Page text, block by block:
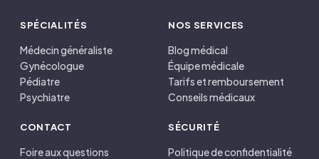
SPÉCIALITÉS
Médecin généraliste
Gynécologue
Pédiatre
Psychiatre
NOS SERVICES
Blog médical
Équipe médicale
Tarifs et remboursement
Conseils médicaux
CONTACT
Foire aux questions
SÉCURITÉ
Politique de confidentialité